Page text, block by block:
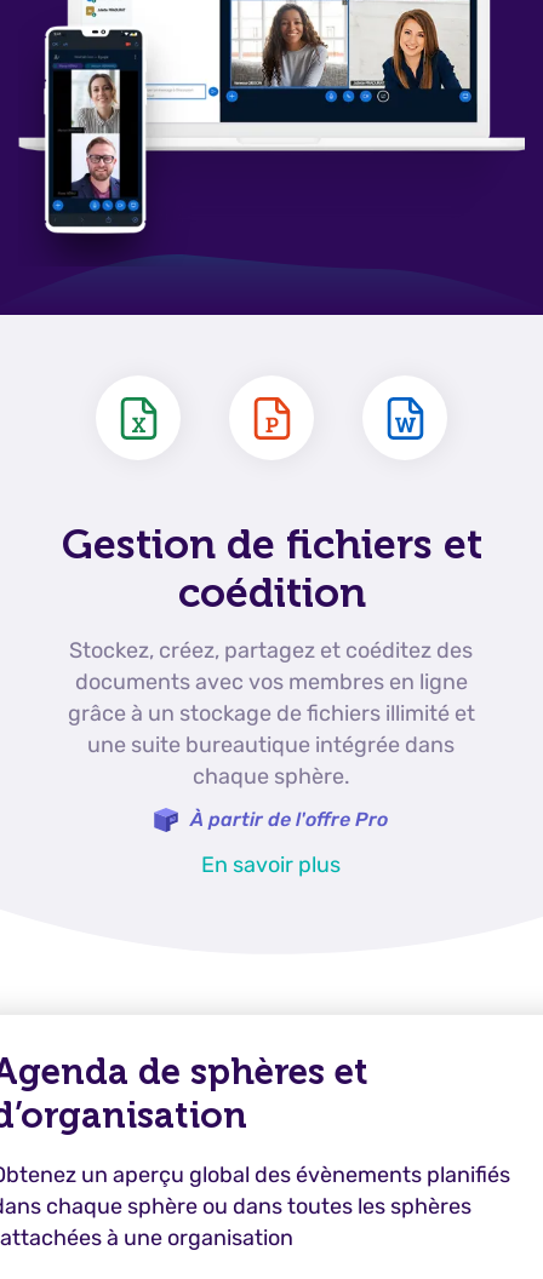
Gestion de fichiers et
coédition
Stockez, créez, partagez et coéditez des
documents avec vos membres en ligne
grâce à un stockage de fichiers illimité et
une suite bureautique intégrée dans
chaque sphère.
À partir de l'offre Pro
En savoir plus
de sphères et
un aperçu global des évènements planifiés
chaque sphère ou dans toutes les sphères
à une organisation